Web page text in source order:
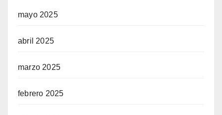
mayo 2025
abril 2025
marzo 2025
febrero 2025